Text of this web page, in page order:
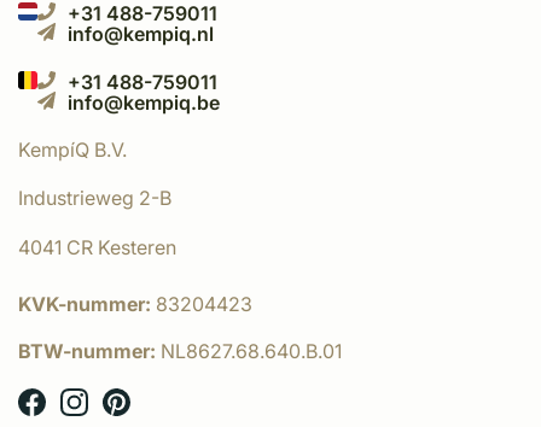
+31 488-759011
info@kempiq.nl
+31 488-759011
info@kempiq.be
KempíQ B.V.
Industrieweg 2-B
4041 CR Kesteren
KVK-nummer: 83204423
BTW-nummer: NL8627.68.640.B.01